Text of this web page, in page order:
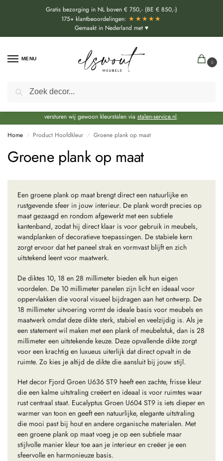
Gratis bezorging in NL boven € 750,- (BE € 850,-)
175+ klantbeoordelingen: ★★★★★
Gemaakt in Nederland met ♥
MENU
0
Door de bouwvakperiode geldt momenteel een extra levertijd van circa 3 weken
versturen wij gewoon kleurstalen via stalen-service.nl.
Home / Product Hoofdkleur / Groene plank op maat
Groene plank op maat
Een groene plank op maat brengt direct een natuurlijke en
rustgevende sfeer in jouw interieur. De plank wordt precies op
maat gezaagd en rondom afgewerkt met een subtiele
kantenband, zodat hij direct klaar is voor gebruik in meubels,
wandplanken of decoratieve toepassingen. De stabiele kern
zorgt ervoor dat het paneel strak en vormvast blijft en zich
uitstekend leent voor maatwerk.
De diktes 10, 18 en 28 millimeter bieden elk hun eigen
voordelen. De 10 millimeter panelen zijn licht en ideaal voor
oppervlakken die vooral visueel bijdragen aan het ontwerp. De
18 millimeter uitvoering vormt de ideale basis voor meubels en
maatwerk omdat deze dikte sterk, stabiel en veelzijdig is. Als je
een statement wil maken met een plank of meubelstuk, dan is 28
millimeter een uitstekende keuze. Deze opvallende dikte zorgt
voor een krachtig en luxueus uiterlijk dat direct opvalt in de
ruimte. Zo kies je altijd de dikte die aansluit bij jouw stijl.
Het decor Fjord Groen U636 ST9 heeft een zachte, frisse kleur
die een kalme uitstraling creëert en ideaal is voor ruimtes waar
rust centraal staat. Eucalyptus Groen U604 ST9 is iets dieper en
warmer van toon en geeft een natuurlijke, elegante uitstraling
die mooi past bij hout en andere organische materialen. Met
een groene plank op maat voeg je op een subtiele maar
stijlvolle manier kleur toe aan je interieur en creëer je een
sfeervolle en harmonieuze basis.